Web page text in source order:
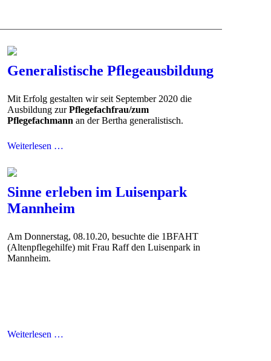
Generalistische Pflegeausbildung
Mit Erfolg gestalten wir seit September 2020 die
Ausbildung zurPflegefachfrau/zum
Pflegefachmann an der Bertha generalistisch.
Weiterlesen …
Sinne erleben im Luisenpark
Mannheim
Am Donnerstag, 08.10.20, besuchte die 1BFAHT
(Altenpflegehilfe) mit Frau Raff den Luisenpark in
Mannheim.
Weiterlesen …